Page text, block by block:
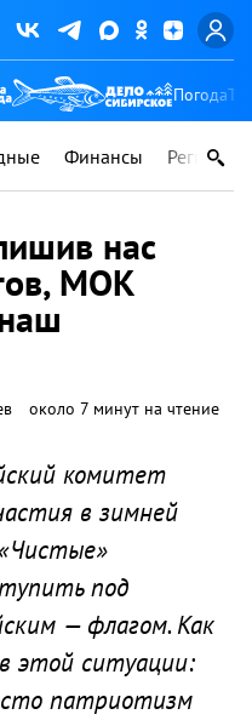
Погода
Финансы Регионы
нас
МОК
около 7 минут на чтение
комитет
в зимней
под
— флагом. Как
этой ситуации:
патриотизм